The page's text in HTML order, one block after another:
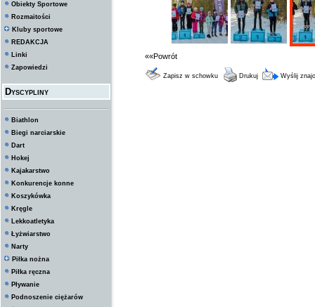
Obiekty Sportowe
Rozmaitości
Kluby sportowe
REDAKCJA
Linki
Zapowiedzi
Dyscypliny
Biathlon
Biegi narciarskie
Dart
Hokej
Kajakarstwo
Konkurencje konne
Koszykówka
Kręgle
Lekkoatletyka
Łyżwiarstwo
Narty
Piłka nożna
Piłka ręczna
Pływanie
Podnoszenie ciężarów
««Powrót
Zapisz w schowku Drukuj Wyślij